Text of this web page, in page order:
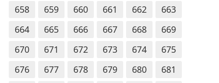
658
659 660 661 662
663
664
665 666 667 668
669
670
671 672 673 674
675
676
677 678 679 680
681